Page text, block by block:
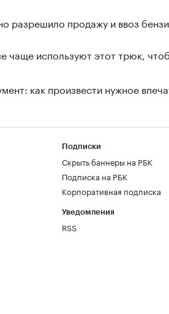
разрешило продажу и ввоз
чаще используют этот трюк,
как произвести нужное
Подписки
Скрыть баннеры на РБК
Подписка на РБК
Корпоративная подписка
Уведомления
RSS